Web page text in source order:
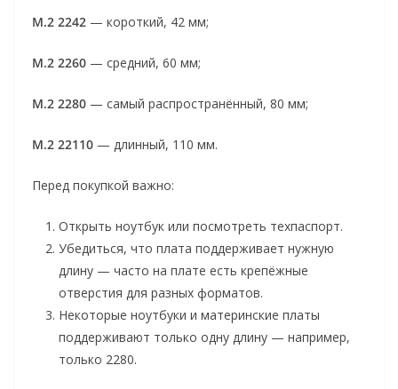
M.2 2242 — короткий, 42 мм;
M.2 2260 — средний, 60 мм;
M.2 2280 — самый распространённый, 80 мм;
M.2 22110 — длинный, 110 мм.
Перед покупкой важно:
Открыть ноутбук или посмотреть техпаспорт.
Убедиться, что плата поддерживает нужную
длину — часто на плате есть крепёжные
отверстия для разных форматов.
Некоторые ноутбуки и материнские платы
поддерживают только одну длину — например,
только 2280.